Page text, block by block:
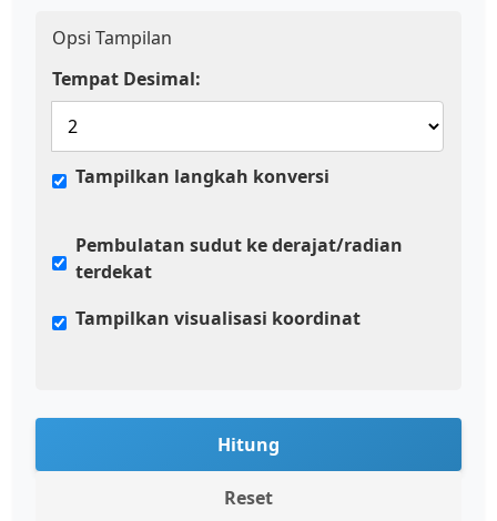
Opsi Tampilan
Tempat Desimal:
Tampilkan langkah konversi
Pembulatan sudut ke derajat/radian
terdekat
Tampilkan visualisasi koordinat
Hitung
Reset